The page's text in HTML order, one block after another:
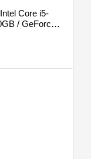
Core i5-
/ GeForce